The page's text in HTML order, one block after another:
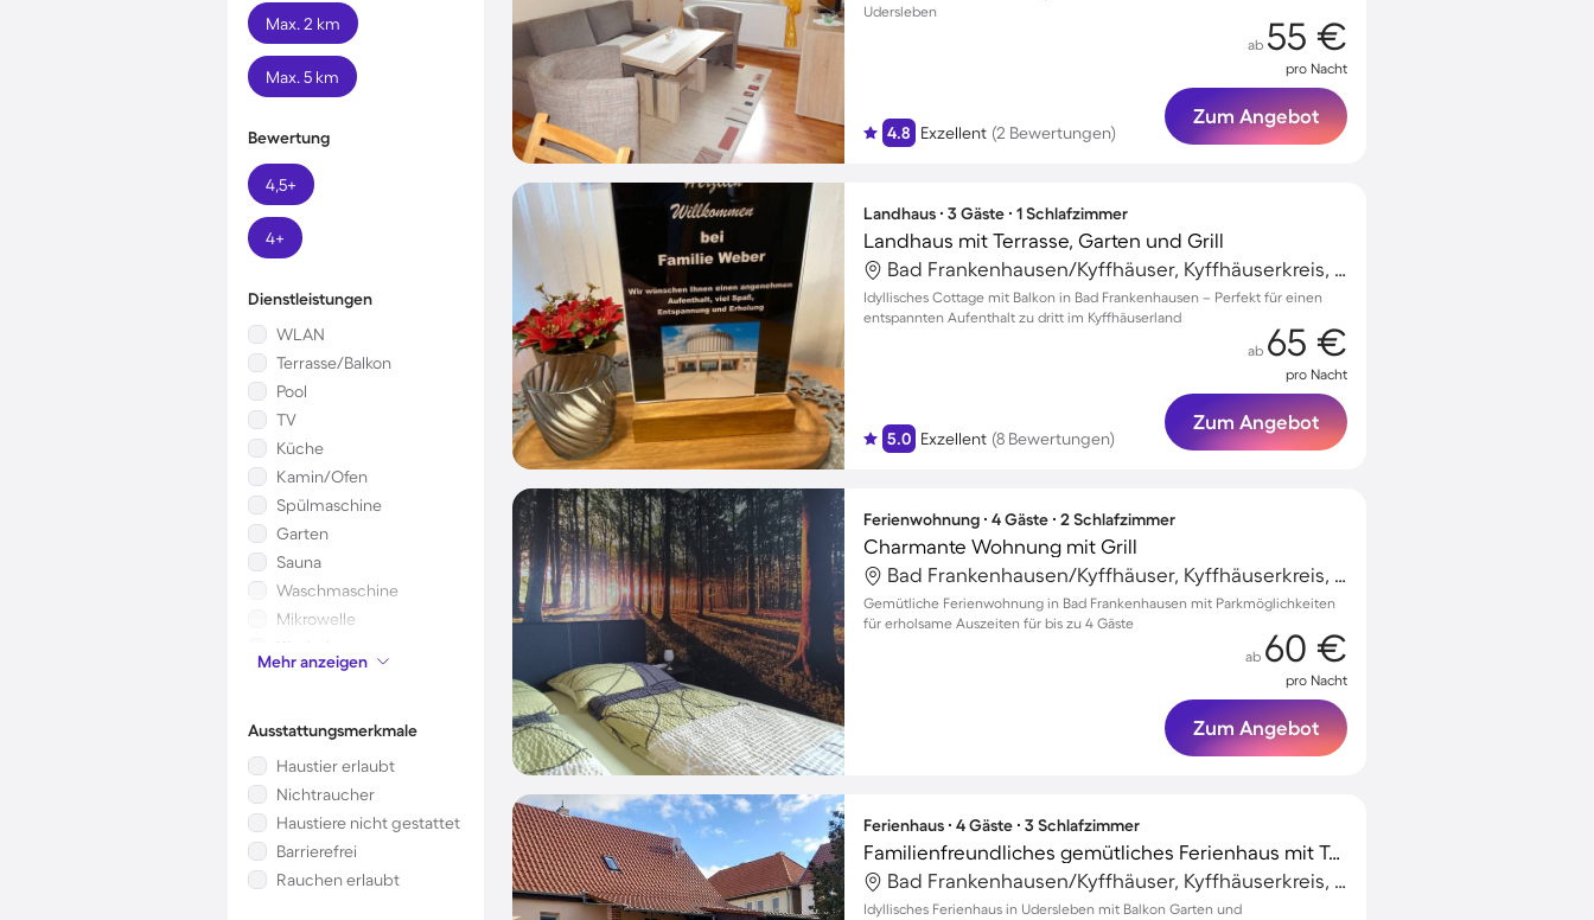
Max. 2 km
Max. 5 km
Bewertung
4,5+
4+
Dienstleistungen
WLAN
Terrasse/Balkon
Pool
TV
Küche
Kamin/Ofen
Spülmaschine
Garten
Sauna
Waschmaschine
Mikrowelle
Kinderbett
Whirlpool
Mehr anzeigen
Ausstattungsmerkmale
Haustier erlaubt
Nichtraucher
Haustiere nicht gestattet
Barrierefrei
Rauchen erlaubt
Udersleben
4.8 Exzellent (2 Bewertungen)
ab 55 €
pro Nacht
Zum Angebot
Landhaus ∙ 3 Gäste ∙ 1 Schlafzimmer
Landhaus mit Terrasse, Garten und Grill
Bad Frankenhausen/Kyffhäuser, Kyffhäuserkreis, Deutschland
Idyllisches Cottage mit Balkon in Bad Frankenhausen – Perfekt für einen
entspannten Aufenthalt zu dritt im Kyffhäuserland
5.0 Exzellent (8 Bewertungen)
ab 65 €
pro Nacht
Zum Angebot
Ferienwohnung ∙ 4 Gäste ∙ 2 Schlafzimmer
Charmante Wohnung mit Grill
Bad Frankenhausen/Kyffhäuser, Kyffhäuserkreis, Deutschland
Gemütliche Ferienwohnung in Bad Frankenhausen mit Parkmöglichkeiten
für erholsame Auszeiten für bis zu 4 Gäste
ab 60 €
pro Nacht
Zum Angebot
Ferienhaus ∙ 4 Gäste ∙ 3 Schlafzimmer
Familienfreundliches gemütliches Ferienhaus mit Terrasse, Grill und Garten
Bad Frankenhausen/Kyffhäuser, Kyffhäuserkreis, Deutschland
Idyllisches Ferienhaus in Udersleben mit Balkon Garten und